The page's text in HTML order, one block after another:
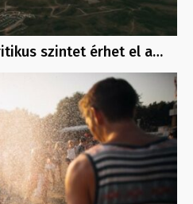
szintet érhet el a…